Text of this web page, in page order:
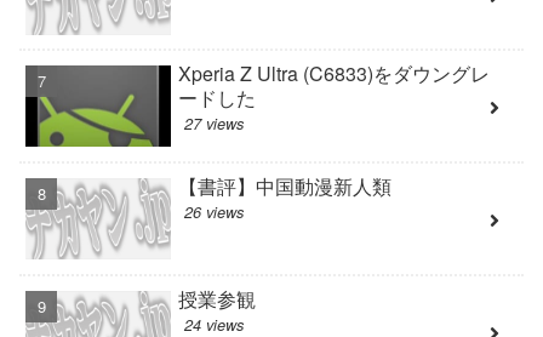
Xperia Z Ultra (C6833)をダウングレ
ードした
27 views
【書評】中国動漫新人類
26 views
授業参観
24 views